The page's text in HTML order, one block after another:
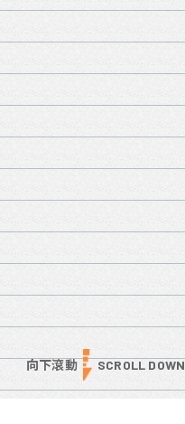
向下滾動 SCROLL DOWN